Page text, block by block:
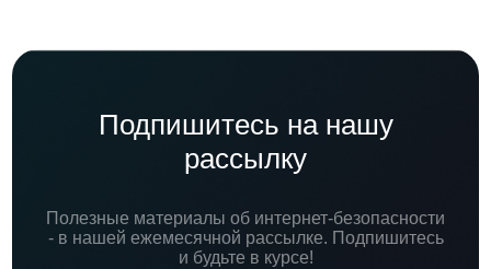
Подпишитесь на нашу
рассылку
Полезные материалы об интернет-безопасности
- в нашей ежемесячной рассылке. Подпишитесь
и будьте в курсе!